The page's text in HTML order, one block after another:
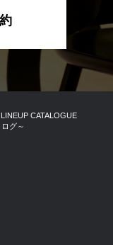
CATALOGUE
グ～